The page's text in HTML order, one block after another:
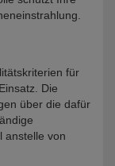
für
Die
über die dafür
anstelle von